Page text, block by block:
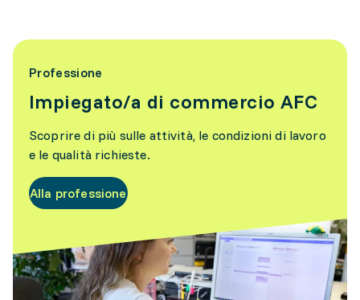
Professione
Impiegato/a di commercio AFC
Scoprire di più sulle attività, le condizioni di lavoro
e le qualità richieste.
Alla professione